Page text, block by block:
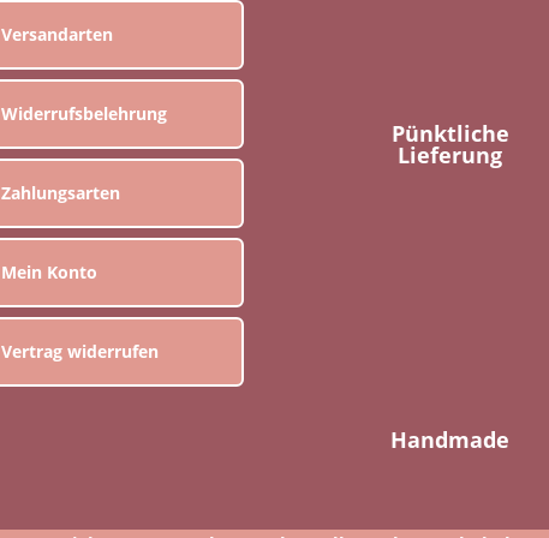
Versandarten
Widerrufsbelehrung
Zahlungsarten
Mein Konto
Vertrag widerrufen
Pünktliche
Lieferung
Handmade